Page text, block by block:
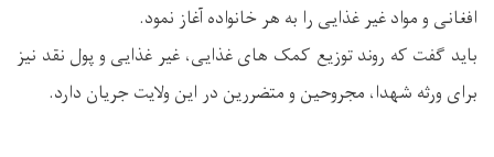
افغانی و مواد غیر غذایی را به هر خانواده آغاز نمود.
باید گفت که روند توزیع کمک های غذایی، غیر غذایی و پول نقد نیز
برای ورثه شهدا، مجروحین و متضررین در این ولایت جریان دارد.